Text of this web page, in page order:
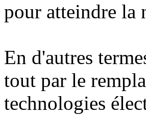
pour atteindre la
En d'autres
tout par le
technologies